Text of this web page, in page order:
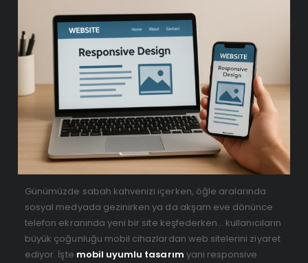
Günümüzde sabah kahvenizi içerken, öğle aralarında
sosyal medyada gezinirken ya da akşam eve dönünce
telefon ekranında yeni bir site keşfederken… kullanıcıların
büyük çoğunluğu mobil cihazlardan web sitelerini ziyaret
ediyor. İşte mobil uyumlu tasarım yani responsive